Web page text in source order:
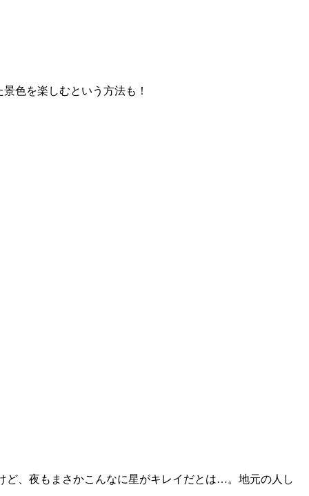
色を楽しむという方法も！
ど、夜もまさかこんなに星がキレイだとは…。地元の人し